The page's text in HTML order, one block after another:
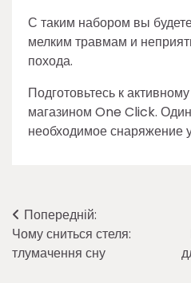
С таким набором вы
мелким травмам и
похода.
Подготовьтесь к
магазином One Click.
необходимое снаряжение
Навігація
записів
Попередній:
Чому сниться стеля:
тлумачення сну